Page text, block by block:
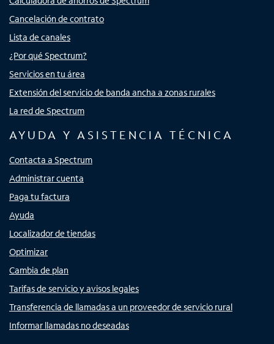
Cancelación de contrato
Lista de canales
¿Por qué Spectrum?
Servicios en tu área
Extensión del servicio de banda ancha a zonas rurales
La red de Spectrum
AYUDA Y ASISTENCIA TÉCNICA
Contacta a Spectrum
Administrar cuenta
Paga tu factura
Ayuda
Localizador de tiendas
Optimizar
Cambia de plan
Tarifas de servicio y avisos legales
Transferencia de llamadas a un proveedor de servicio rural
Informar llamadas no deseadas